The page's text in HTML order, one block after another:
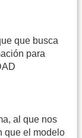
que busca
para
al que nos
que el modelo